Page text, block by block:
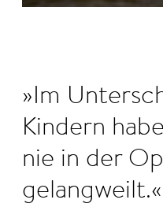
Im
Kindern
nie in der
gelangweilt.